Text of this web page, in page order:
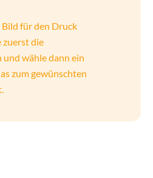
für den Druck
die
und wähle dann ein
zum gewünschten